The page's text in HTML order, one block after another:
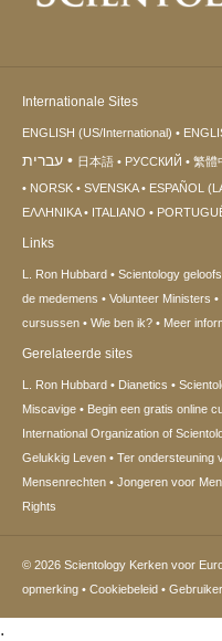
Internationale Sites
ENGLISH (US/International)
עברית 日本語 РУССКИЙ 繁體
NORSK
SVENSKA ESPAÑOL
ΕΛΛΗΝΙΚA
ITALIANO
Links
L. Ron Hubbard Scientology
de medemens
Volunteer Ministers
cursussen
Wie ben ik? Meer
Gerelateerde sites
L. Ron Hubbard Dianetics
Miscavige
Begin een gratis online
International Organization of
Gelukkig Leven
Ter ondersteuning
Mensenrechten
Jongeren voor
Rights
© 2026 Scientology Kerken voor
opmerking • Cookiebeleid •
.